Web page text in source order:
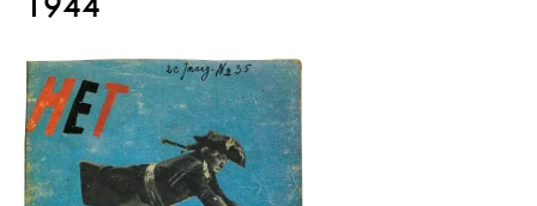
Illustratie ⌫
Gedicht Onderwater-Cabaret Krant
alle weergeven